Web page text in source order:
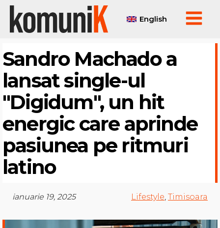
English
Sandro Machado a
lansat single-ul
"Digidum", un hit
energic care aprinde
pasiunea pe ritmuri
latino
ianuarie 19, 2025 Lifestyle, Timisoara